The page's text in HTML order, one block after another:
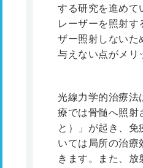
する研究を進めて
レーザーを照射
ザー照射しないた
与えない点がメリ
光線力学的治療法
療では骨髄へ照射
と）」が起き、
いては局所の治療
きます。また、